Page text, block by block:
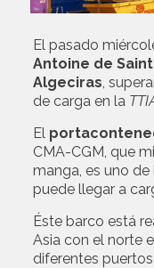
El pasado
Antoine de
Algeciras ,
de carga en la
El
CMA-CGM, que
manga, es uno
puede llegar a
Éste barco está
Asia con el norte
diferentes